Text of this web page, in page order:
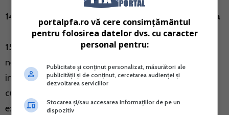
14. Cheltuieli deductibile: cheltuielile cu amortizarea
15. Cheltuieli deductibile:valoarea ramasa
neamortizata a bunurilor si drepturilor amortizabile
instrainate, determinata prin deducerea din pretul de
cumparare a amortizarii incluse pe costuri in cursul
exploatarii si limitata la nivelul venitului realizat din
portalpfa.ro vă cere consimțământul
pentru folosirea datelor dvs. cu caracter
personal pentru:
Publicitate și conținut personalizat, măsurători ale
publicității și de conținut, cercetarea audienței și
dezvoltarea serviciilor
Stocarea și/sau accesarea informațiilor de pe un
dispozitiv